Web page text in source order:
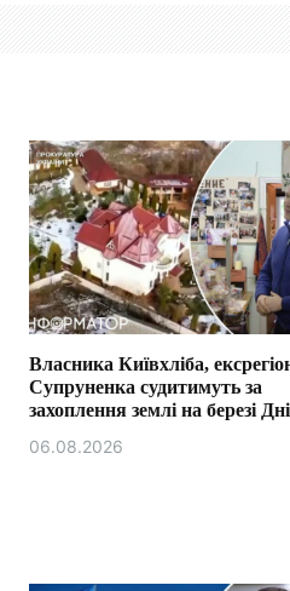
Власника Київхліба,
Супруненка судитимуть за
захоплення землі на березі
06.08.2026